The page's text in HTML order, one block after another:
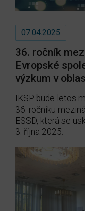
07.04.2025
36. ročník
Evropské
výzkum v
IKSP bude letos
36. ročníku
ESSD, která se
3. října 2025.